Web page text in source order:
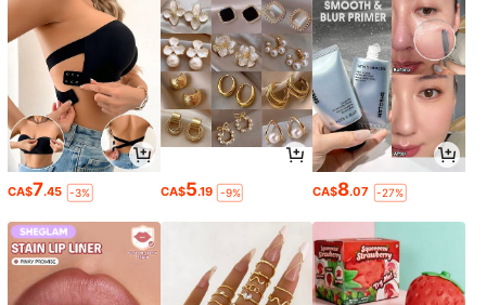
CA$7.45 -3% CA$5.19 -9% CA$8.07 -27%